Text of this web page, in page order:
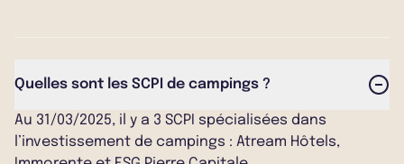
Quelles sont les SCPI de campings ?
Au 31/03/2025, il y a 3 SCPI spécialisées dans
l’investissement de campings : Atream Hôtels,